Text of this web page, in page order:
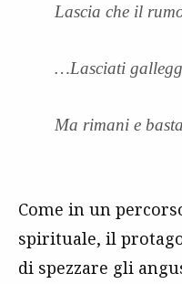
Lascia che il
…Lasciati
Ma rimani e basta
Come in un
spirituale, il
di spezzare gli